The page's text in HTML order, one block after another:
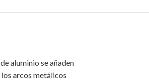
aluminio se añaden
arcos metálicos